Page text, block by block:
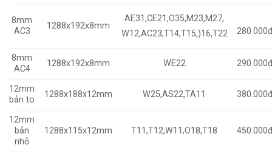
8mm
AC3
1288x192x8mm
AE31,CE21,O35,M23,M27,
W12,AC23,T14,T15,)16,T22
8mm
AC4
1288x192x8mm WE22
12mm
bản to
1288x188x12mm W25,AS22,TA11
12mm
bản
nhỏ
1288x115x12mm T11,T12,W11,O18,T18